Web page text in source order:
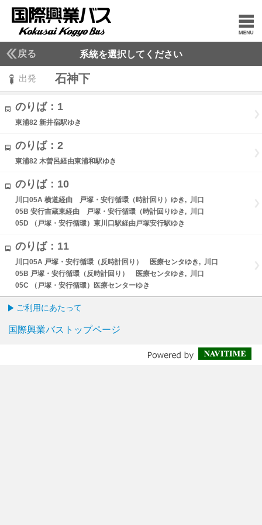
戻る 系統を選択してください
出発 石神下
のりば：1
東浦82 新井宿駅ゆき
のりば：2
東浦82 木曽呂経由東浦和駅ゆき
のりば：10
川口05A 横道経由 戸塚・安行循環（時計回り）ゆき, 川口
05B 安行吉蔵東経由 戸塚・安行循環（時計回りゆき, 川口
05D （戸塚・安行循環）東川口駅経由戸塚安行駅ゆき
のりば：11
川口05A 戸塚・安行循環（反時計回り） 医療センタゆき, 川口
05B 戸塚・安行循環（反時計回り） 医療センタゆき, 川口
05C （戸塚・安行循環）医療センターゆき
ご利用にあたって
国際興業バストップページ